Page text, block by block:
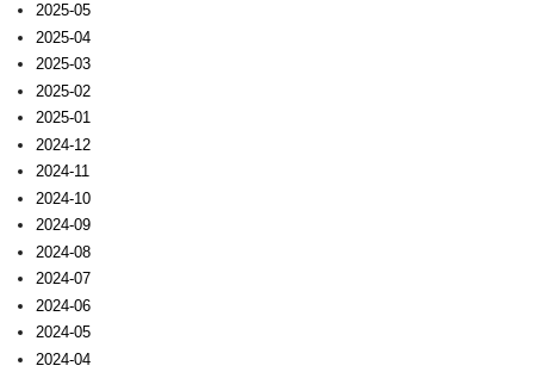
2025-05
2025-04
2025-03
2025-02
2025-01
2024-12
2024-11
2024-10
2024-09
2024-08
2024-07
2024-06
2024-05
2024-04